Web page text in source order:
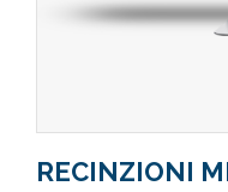
RECINZIONI